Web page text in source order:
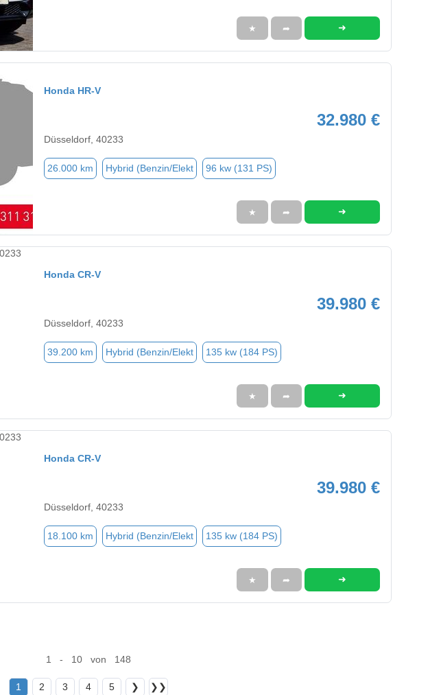
★ ➦ ➜
Honda HR-V
32.980 €
Düsseldorf, 40233
26.000 km Hybrid (Benzin/Elekt 96 kw (131 PS)
★ ➦ ➜
Honda CR-V
39.980 €
Düsseldorf, 40233
39.200 km Hybrid (Benzin/Elekt 135 kw (184 PS)
★ ➦ ➜
Honda CR-V
39.980 €
Düsseldorf, 40233
18.100 km Hybrid (Benzin/Elekt 135 kw (184 PS)
★ ➦ ➜
1 - 10 von 148
1 2 3 4 5 ❯ ❯❯